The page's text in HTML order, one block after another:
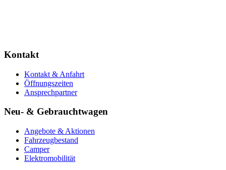
Kontakt
Kontakt & Anfahrt
Öffnungszeiten
Ansprechpartner
Neu- & Gebrauchtwagen
Angebote & Aktionen
Fahrzeugbestand
Camper
Elektromobilität